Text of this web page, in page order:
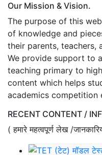
Our Mission & Vision.
The purpose of this
of knowledge and
their parents, teachers,
We provide support to
teaching primary to
content which helps
academics competition
RECENT CONTENT /
( हमारे महत्वपूर्ण लेख /